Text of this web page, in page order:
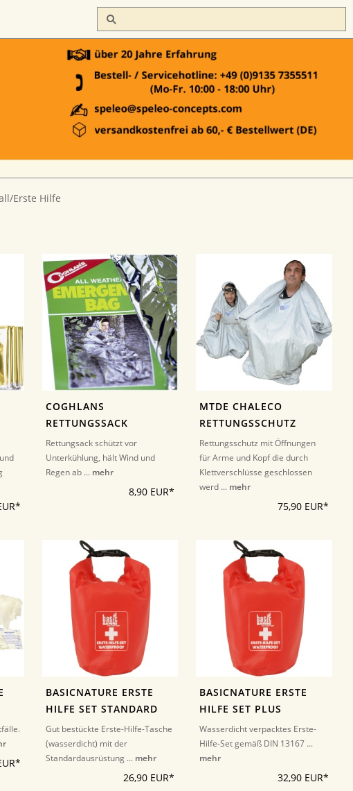
Erste Hilfe
COGHLANS
RETTUNGSSACK
Rettungsack schützt vor
Unterkühlung, hält Wind und
Regen ab ... mehr
8,90 EUR*
MTDE CHALECO
RETTUNGSSCHUTZ
Rettungsschutz mit Öffnungen
für Arme und Kopf die durch
Klettverschlüsse geschlossen
werd ... mehr
75,90 EUR*
BASICNATURE ERSTE
HILFE SET STANDARD
Gut bestückte Erste-Hilfe-Tasche
(wasserdicht) mit der
Standardausrüstung ... mehr
26,90 EUR*
BASICNATURE ERSTE
HILFE SET PLUS
Wasserdicht verpacktes Erste-
Hilfe-Set gemäß DIN 13167 ...
mehr
32,90 EUR*